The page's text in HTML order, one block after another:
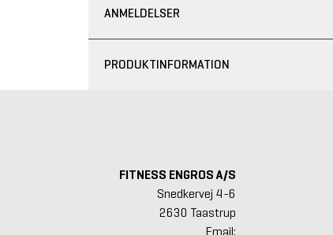
ANMELDELSER
PRODUKTINFORMATION
FITNESS ENGROS A/S
Snedkervej 4-6
2630 Taastrup
Email: